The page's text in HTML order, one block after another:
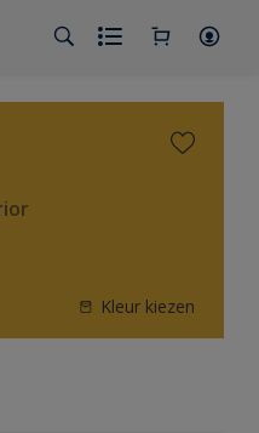
Kleur kiezen